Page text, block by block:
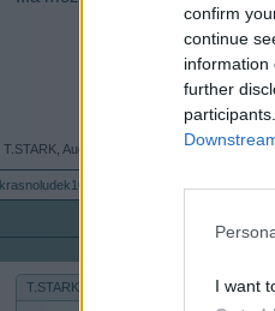
confirm
continue
information
further
I want
T.STARK Aug 23, 2018
krasnoludek10
T.STARK said: